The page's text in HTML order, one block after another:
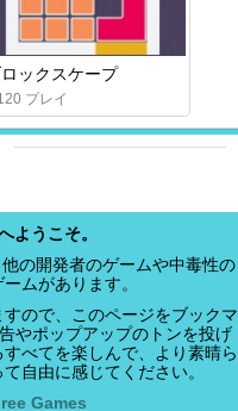
ックスケープ
プレイ
ようこそ。
の開発者のゲームや中毒性の
ムがあります。
ので、このページをブックマ
やポップアップのトンを投げ
べてを楽しんで、より素晴ら
自由に感じてください。
Games